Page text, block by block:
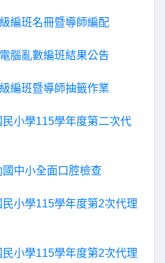
編班名冊暨導師編配
腦亂數編班結果公告
編班暨導師抽籤作業
小學115學年度第二次代
中小全面口腔檢查
小學115學年度第2次代理
小學115學年度第2次代理